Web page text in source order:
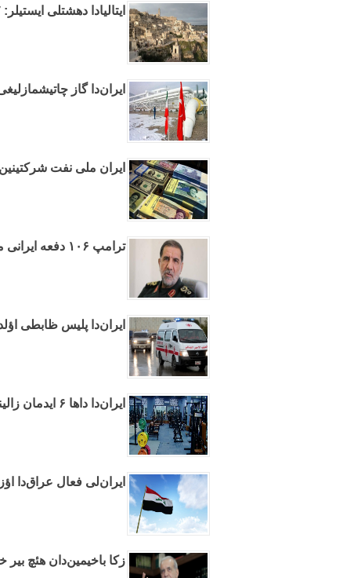
ایتالیادا دهشتلی ایستیلر: ۲۷ شهرده خبردارلیق ائدیلدی
ایران‌دا گاز
ایران ملی نفت
ترامپ ۱۰۶ دفعه ایرانی مغلوب ائدیب – کوثری
ایران‌دا پلیس ظابطی
ایران‌دا داها ۶ ایدمان زالینین فعالیتینه قاداغا قویولدو
ایران‌لی فعال عراق‌دا
زکا باخیمین‌دان هئچ